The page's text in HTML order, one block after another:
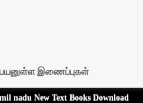
இணைப்புகள்
nadu New Text Books Download